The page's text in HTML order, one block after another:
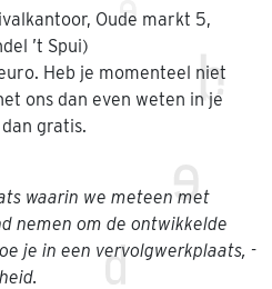
Oude markt 5,
’t Spui)
Heb je momenteel niet
ons dan even weten in je
gratis.
waarin we meteen met
nemen om de ontwikkelde
je in een vervolgwerkplaats, -